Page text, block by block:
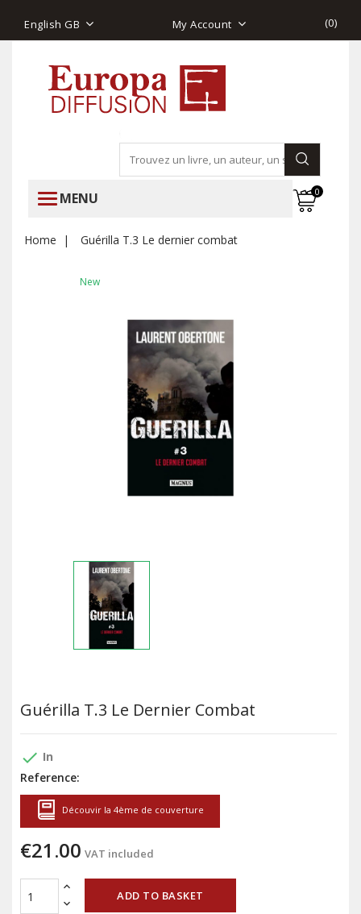
English GB My Account (0)
MENU 0
Home Guérilla T.3 Le dernier combat
New
Guérilla T.3 Le Dernier Combat
done In
Reference:
Découvir la 4ème de couverture
€21.00 VAT included
ADD TO BASKET